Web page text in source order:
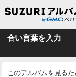
合い言葉を入力
このアルバムを見る